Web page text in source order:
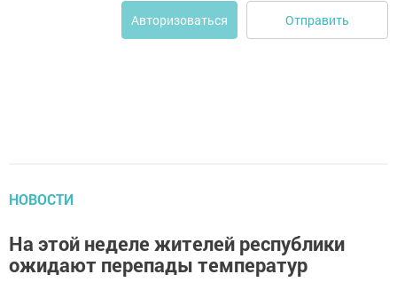
Авторизоваться Отправить
НОВОСТИ
На этой неделе жителей республики
ожидают перепады температур